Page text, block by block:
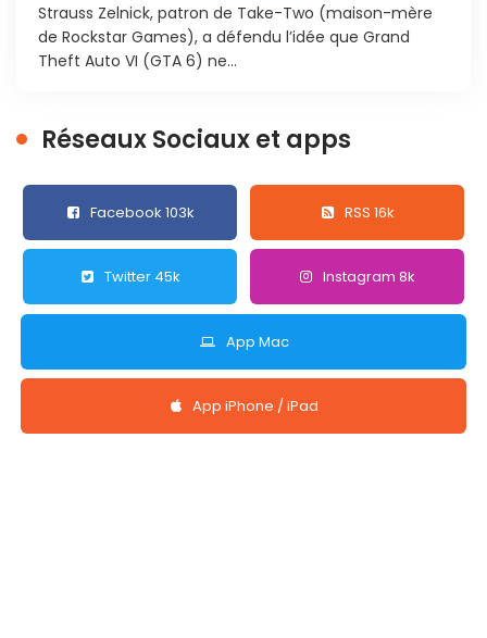
Strauss Zelnick, patron de Take-Two (maison-mère
de Rockstar Games), a défendu l’idée que Grand
Theft Auto VI (GTA 6) ne...
Réseaux Sociaux et apps
Facebook 103k RSS 16k
Twitter 45k Instagram 8k
App Mac
App iPhone / iPad